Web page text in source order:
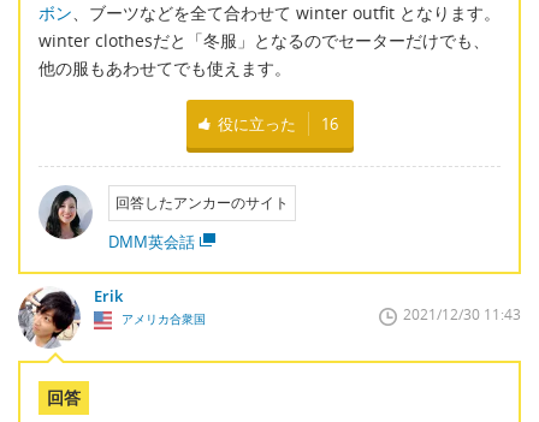
ボン、ブーツなどを全て合わせて winter outfit となります。
winter clothesだと「冬服」となるのでセーターだけでも、
他の服もあわせてでも使えます。
役に立った 16
回答したアンカーのサイト
DMM英会話
Erik
アメリカ合衆国 2021/12/30 11:43
回答